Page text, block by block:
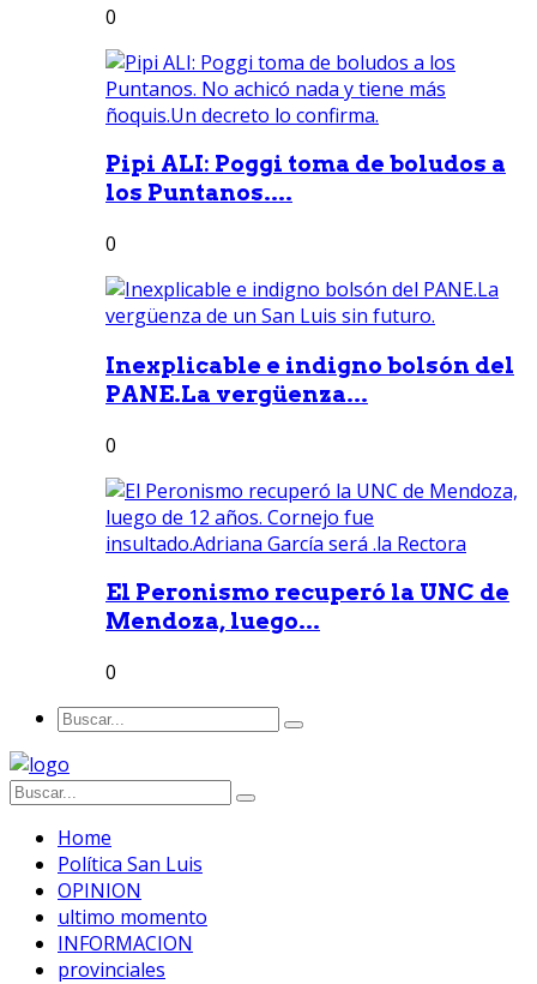
0
Pipi ALI: Poggi toma de boludos a
los Puntanos....
0
Inexplicable e indigno bolsón del
PANE.La vergüenza...
0
El Peronismo recuperó la UNC de
Mendoza, luego...
0
Home
Política San Luis
OPINION
ultimo momento
INFORMACION
provinciales